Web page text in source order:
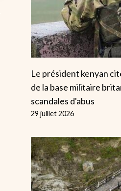
Le président kenyan
de la base militaire
scandales d'abus
29 juillet 2026